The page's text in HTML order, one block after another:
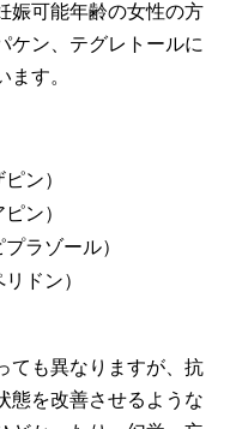
娠可能年齢の女性の方
ケン、テグレトールに
す。
ン）
ン）
ラゾール）
ドン）
ても異なりますが、抗
態を改善させるような